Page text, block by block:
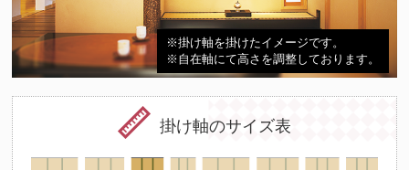
※掛け軸を掛けたイメージです。
※自在軸にて高さを調整しております。
掛け軸のサイズ表